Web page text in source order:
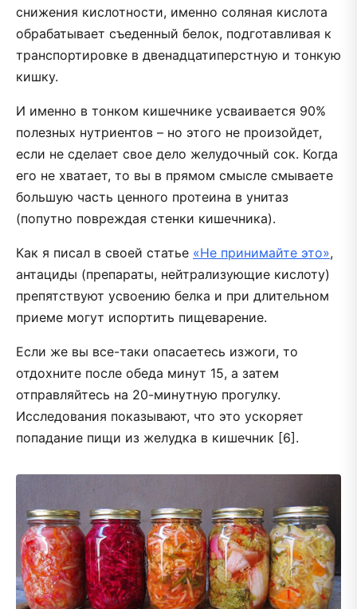
снижения кислотности, именно соляная кислота
обрабатывает съеденный белок, подготавливая к
транспортировке в двенадцатиперстную и тонкую
кишку.
И именно в тонком кишечнике усваивается 90%
полезных нутриентов – но этого не произойдет,
если не сделает свое дело желудочный сок. Когда
его не хватает, то вы в прямом смысле смываете
большую часть ценного протеина в унитаз
(попутно повреждая стенки кишечника).
Как я писал в своей статье «Не принимайте это»,
антациды (препараты, нейтрализующие кислоту)
препятствуют усвоению белка и при длительном
приеме могут испортить пищеварение.
Если же вы все-таки опасаетесь изжоги, то
отдохните после обеда минут 15, а затем
отправляйтесь на 20-минутную прогулку.
Исследования показывают, что это ускоряет
попадание пищи из желудка в кишечник [6].